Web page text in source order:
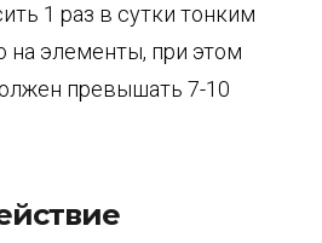
1 раз в сутки тонким
на элементы, при этом
превышать 7-10